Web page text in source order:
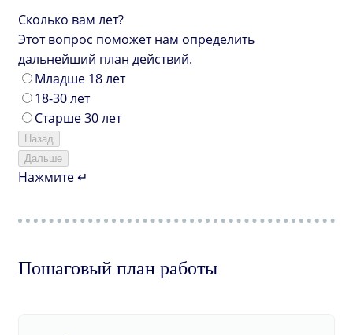
Сколько вам лет?
Этот вопрос поможет нам определить
дальнейший план действий.
Младше 18 лет
18-30 лет
Старше 30 лет
Назад
Дальше
Нажмите ↵
Пошаговый план работы